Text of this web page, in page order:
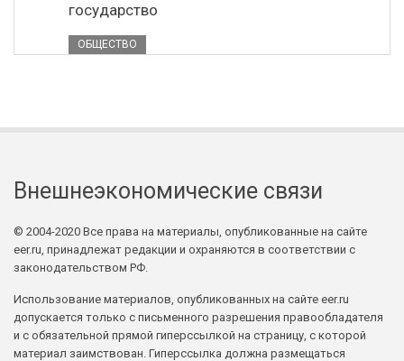
государство
ОБЩЕСТВО
Внешнеэкономические связи
© 2004-2020 Все права на материалы, опубликованные на сайте
eer.ru, принадлежат редакции и охраняются в соответствии с
законодательством РФ.
Использование материалов, опубликованных на сайте eer.ru
допускается только с письменного разрешения правообладателя
и с обязательной прямой гиперссылкой на страницу, с которой
материал заимствован. Гиперссылка должна размещаться